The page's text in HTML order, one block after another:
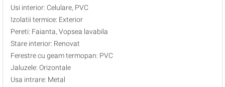
Usi interior: Celulare, PVC
Izolatii termice: Exterior
Pereti: Faianta, Vopsea lavabila
Stare interior: Renovat
Ferestre cu geam termopan: PVC
Jaluzele: Orizontale
Usa intrare: Metal